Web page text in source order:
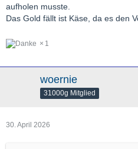
aufholen musste.
Das Gold fällt ist Käse, da es den
1
woernie
31000g Mitglied
30. April 2026